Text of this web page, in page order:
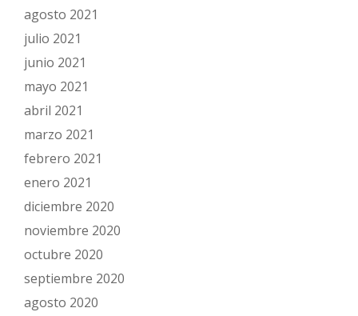
agosto 2021
julio 2021
junio 2021
mayo 2021
abril 2021
marzo 2021
febrero 2021
enero 2021
diciembre 2020
noviembre 2020
octubre 2020
septiembre 2020
agosto 2020